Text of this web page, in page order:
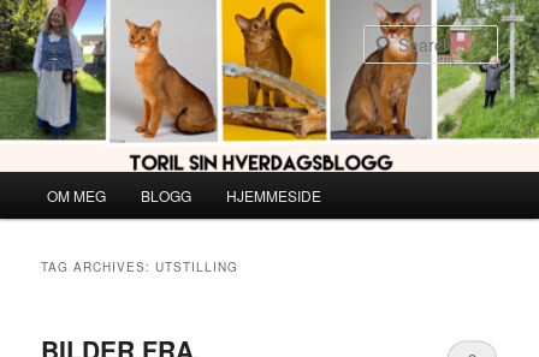
Skip
to
primary
content
Skip
to
secondary
content
OM MEG BLOGG HJEMMESIDE
TAG ARCHIVES:UTSTILLING